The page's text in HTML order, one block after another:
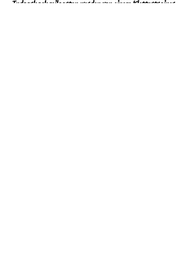
Indoorhochseilgarten werden von einem Klettertrainer